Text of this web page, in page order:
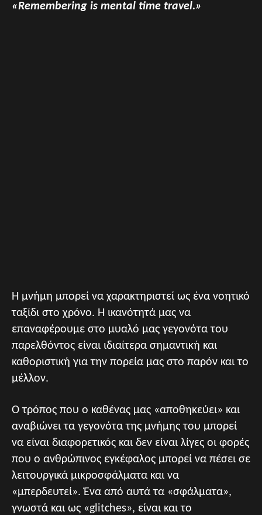
«Remembering is mental time travel.»
Η μνήμη μπορεί να χαρακτηριστεί ως ένα νοητικό
ταξίδι στο χρόνο. Η ικανότητά μας να
επαναφέρουμε στο μυαλό μας γεγονότα του
παρελθόντος είναι ιδιαίτερα σημαντική και
καθοριστική για την πορεία μας στο παρόν και το
μέλλον.
Ο τρόπος που ο καθένας μας «αποθηκεύει» και
αναβιώνει τα γεγονότα της μνήμης του μπορεί
να είναι διαφορετικός και δεν είναι λίγες οι φορές
που ο ανθρώπινος εγκέφαλος μπορεί να πέσει σε
λειτουργικά μικροσφάλματα και να
«μπερδευτεί». Ένα από αυτά τα «σφάλματα»,
γνωστά και ως «glitches», είναι και το